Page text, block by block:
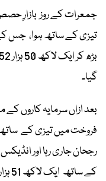
گیا۔
بعد ازاں سرمایہ کاروں
فروخت میں تیزی کے